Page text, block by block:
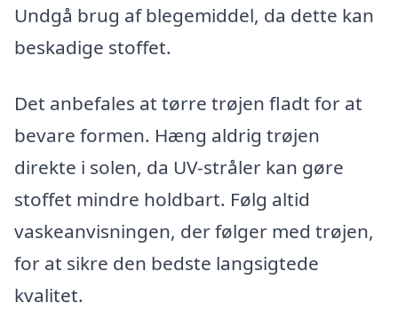
Undgå brug af blegemiddel, da dette kan
beskadige stoffet.
Det anbefales at tørre trøjen fladt for at
bevare formen. Hæng aldrig trøjen
direkte i solen, da UV-stråler kan gøre
stoffet mindre holdbart. Følg altid
vaskeanvisningen, der følger med trøjen,
for at sikre den bedste langsigtede
kvalitet.